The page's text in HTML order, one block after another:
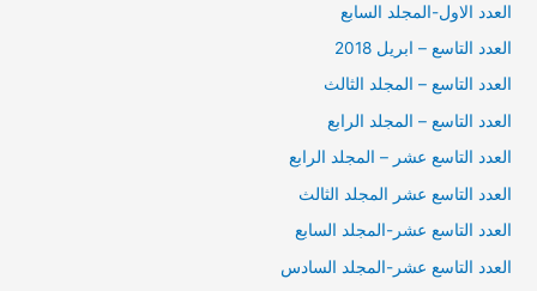
العدد الاول-المجلد السابع
العدد التاسع – ابريل 2018
العدد التاسع – المجلد الثالث
العدد التاسع – المجلد الرابع
العدد التاسع عشر – المجلد الرابع
العدد التاسع عشر المجلد الثالث
العدد التاسع عشر-المجلد السابع
العدد التاسع عشر-المجلد السادس